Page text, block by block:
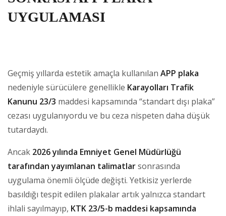
UYGULAMASI
Geçmiş yıllarda estetik amaçla kullanılan APP plaka
nedeniyle sürücülere genellikle Karayolları Trafik
Kanunu 23/3 maddesi kapsamında “standart dışı plaka”
cezası uygulanıyordu ve bu ceza nispeten daha düşük
tutardaydı.
Ancak 2026 yılında Emniyet Genel Müdürlüğü
tarafından yayımlanan talimatlarsonrasında
uygulama önemli ölçüde değişti. Yetkisiz yerlerde
basıldığı tespit edilen plakalar artık yalnızca standart
ihlali sayılmayıp, KTK 23/5-b maddesi kapsamında